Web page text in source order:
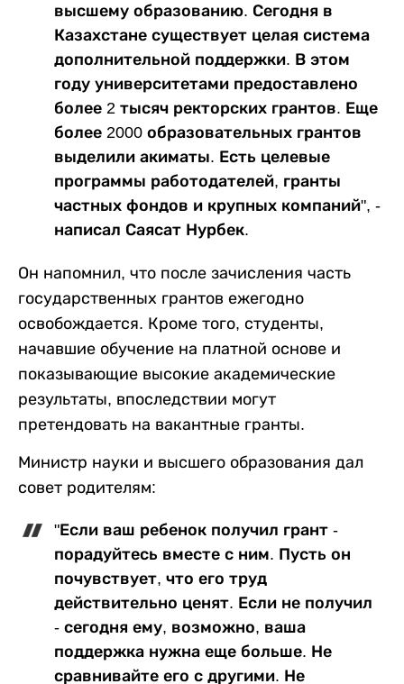
высшему образованию. Сегодня в
Казахстане существует целая система
дополнительной поддержки. В этом
году университетами предоставлено
более 2 тысяч ректорских грантов. Еще
более 2000 образовательных грантов
выделили акиматы. Есть целевые
программы работодателей, гранты
частных фондов и крупных компаний", -
написал Саясат Нурбек.
Он напомнил, что после зачисления часть
государственных грантов ежегодно
освобождается. Кроме того, студенты,
начавшие обучение на платной основе и
показывающие высокие академические
результаты, впоследствии могут
претендовать на вакантные гранты.
Министр науки и высшего образования дал
совет родителям:
"Если ваш ребенок получил грант -
порадуйтесь вместе с ним. Пусть он
почувствует, что его труд
действительно ценят. Если не получил
- сегодня ему, возможно, ваша
поддержка нужна еще больше. Не
сравнивайте его с другими. Не